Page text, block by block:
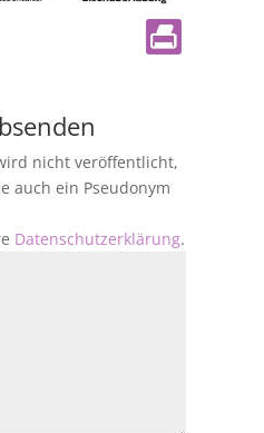
nicht veröffentlicht,
auch ein Pseudonym
Datenschutzerklärung.